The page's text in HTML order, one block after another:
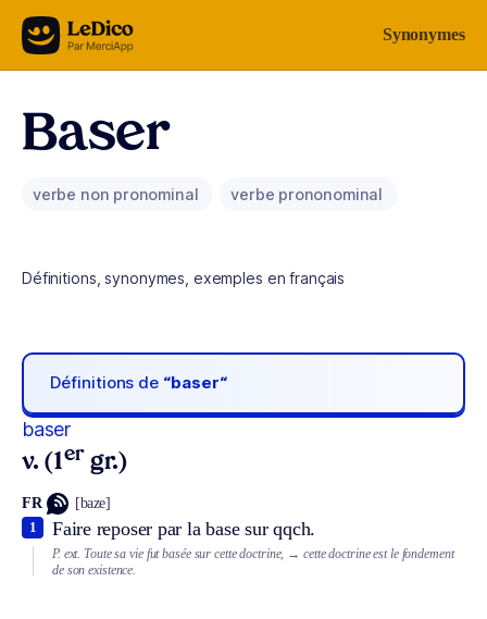
Aller au contenu Synonymes
Baser
verbe non pronominal verbe prononominal
Définitions, synonymes, exemples en français
Définitions de “baser“
baser
v. (1er gr.)
FR [baze]
Faire reposer par la base sur qqch.
1
P. ext. Toute sa vie fut basée sur cette doctrine, → cette doctrine est le fondement
de son existence.